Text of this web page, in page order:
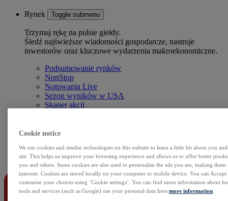
Rynek Toggle submenu
Trzymaj rękę na pulsie giełdy.
Śledź najświeższe wiadomości gospodarcze, nastroje
inwestorów oraz kluczowe wydarzenia makroekonomiczne.
Podsumowanie rynków
NonStop
Notowania Live
Sezon wyników w USA
Skaner akcji
Sentyment Klientów
Kontakt
Cookie notice
We use cookies and similar technologies on this website to learn a little bit about you
site. This helps us improve your browsing experience and allows us to offer better
you and others. Some cookies are also used to personalise the ads you see, making
interests. Cookies are stored locally on your computer or mobile device. You can
customise your choices using ‘Cookie settings’. You can find more information about
tools and services (such as Google) use your personal data here:more information.